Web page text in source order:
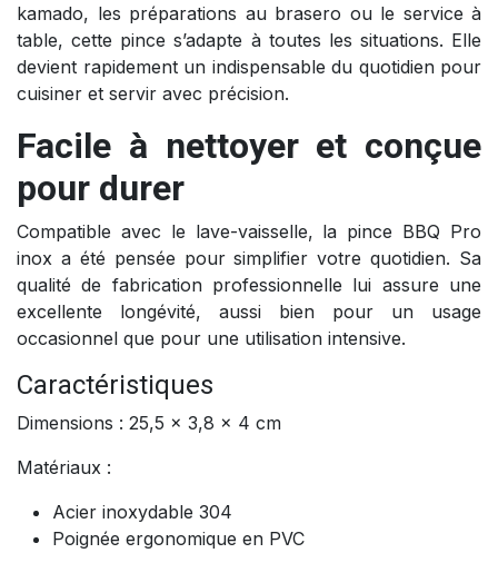
kamado, les préparations au brasero ou le service à
table, cette pince s’adapte à toutes les situations. Elle
devient rapidement un indispensable du quotidien pour
cuisiner et servir avec précision.
Facile à nettoyer et conçue
pour durer
Compatible avec le lave-vaisselle, la pince BBQ Pro
inox a été pensée pour simplifier votre quotidien. Sa
qualité de fabrication professionnelle lui assure une
excellente longévité, aussi bien pour un usage
occasionnel que pour une utilisation intensive.
Caractéristiques
Dimensions : 25,5 × 3,8 × 4 cm
Matériaux :
Acier inoxydable 304
Poignée ergonomique en PVC